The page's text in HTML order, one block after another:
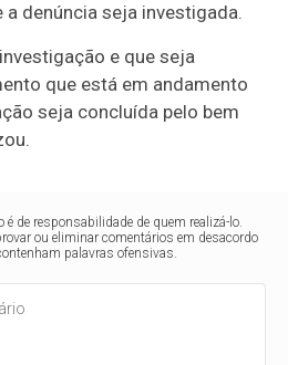
denúncia seja investigada.
e que seja
que está em andamento
seja concluída pelo bem
de responsabilidade de quem realizá-lo.
ou eliminar comentários em desacordo
palavras ofensivas.